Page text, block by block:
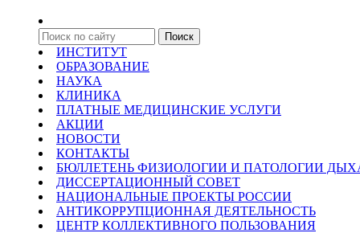
ИНСТИТУТ
ОБРАЗОВАНИЕ
НАУКА
КЛИНИКА
ПЛАТНЫЕ МЕДИЦИНСКИЕ УСЛУГИ
АКЦИИ
НОВОСТИ
КОНТАКТЫ
БЮЛЛЕТЕНЬ ФИЗИОЛОГИИ И ПАТОЛОГИИ
ДИССЕРТАЦИОННЫЙ СОВЕТ
НАЦИОНАЛЬНЫЕ ПРОЕКТЫ РОССИИ
АНТИКОРРУПЦИОННАЯ ДЕЯТЕЛЬНОСТЬ
ЦЕНТР КОЛЛЕКТИВНОГО ПОЛЬЗОВАНИЯ